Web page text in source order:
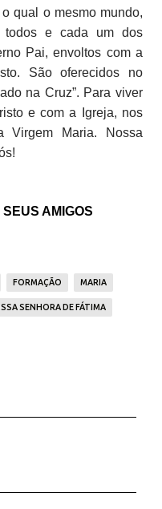
qual o mesmo mundo,
todos e cada um dos
Pai, envoltos com a
São oferecidos no
na Cruz”. Para viver
e com a Igreja, nos
Virgem Maria. Nossa
AMIGOS
FORMAÇÃO MARIA
SENHORA DE FÁTIMA